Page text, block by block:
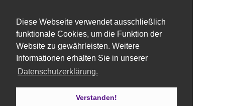
Diese Webseite verwendet ausschließlich
funktionale Cookies, um die Funktion der
Website zu gewährleisten. Weitere
Informationen erhalten Sie in unserer
Datenschutzerklärung.
Verstanden!